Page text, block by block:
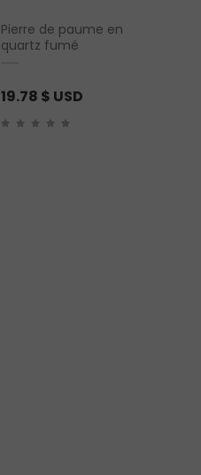
Pierre de paume en
quartz fumé
19.78 $ USD